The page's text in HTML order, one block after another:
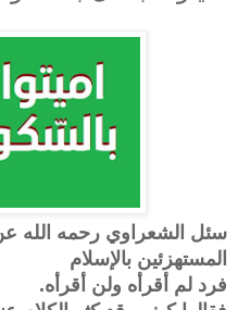
سئل الشعراوي رحمه الله
المستهزئين بالإسلام
فرد لم أقرأه ولن أقرأه.